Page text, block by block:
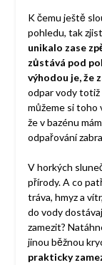
K čemu ještě
pohledu, tak
unikalo zase
zůstává pod
výhodou je, že
odpar vody totiž
můžeme si toho
že v bazénu
odpařování
V horkých
přírody. A co
tráva, hmyz a
do vody
zamezit?
jinou běžnou
prakticky